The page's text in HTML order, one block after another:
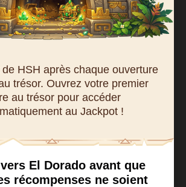
HSH après chaque ouverture
trésor. Ouvrez votre premier
au trésor pour accéder
au Jackpot !
El Dorado avant que
récompenses ne soient